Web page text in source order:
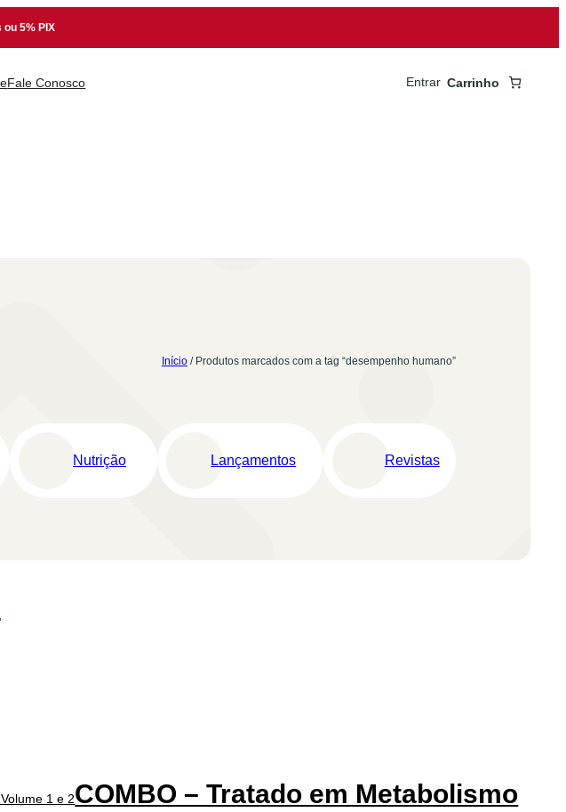
ou 5% PIX
Fale Conosco Entrar Carrinho
Início / Produtos marcados com a tag “desempenho humano”
Nutrição Lançamentos Revistas
COMBO – Tratado em Metabolismo